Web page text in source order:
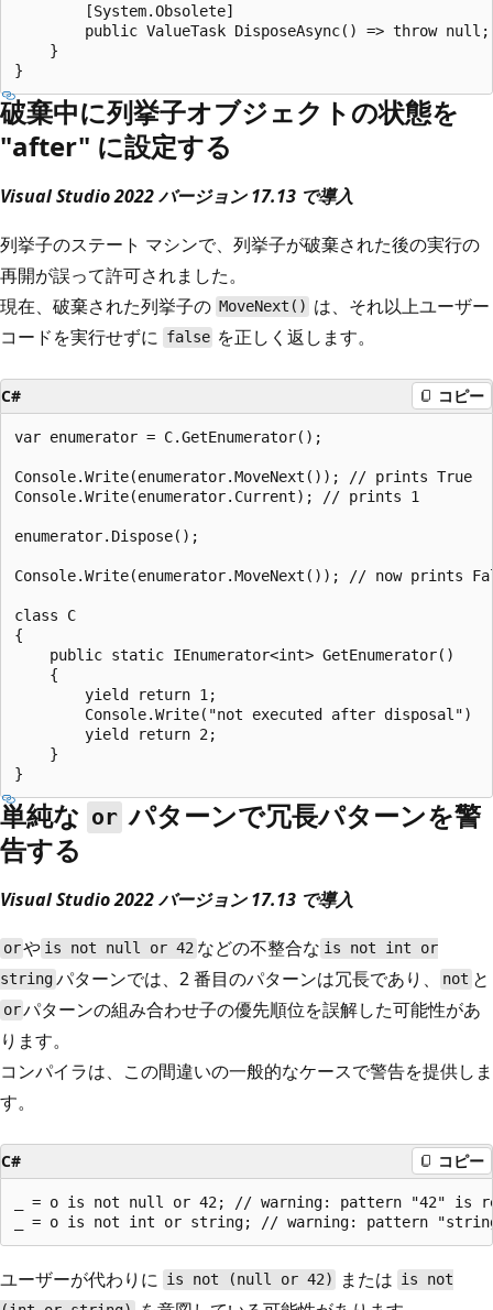
        [System.Obsolete]
        public ValueTask DisposeAsync() => throw null;
    }
破棄中に列挙子オブジェクトの状態を
"after" に設定する
Visual Studio 2022 バージョン 17.13 で導入
列挙子のステート マシンで、列挙子が破棄された後の実行の
再開が誤って許可されました。
現在、破棄された列挙子の MoveNext() は、それ以上ユーザー
コードを実行せずに false を正しく返します。
C# コピー
var enumerator = C.GetEnumerator();
Console.Write(enumerator.MoveNext()); // prints True
Console.Write(enumerator.Current); // prints 1
enumerator.Dispose();
Console.Write(enumerator.MoveNext()); // now prints
class C
{
    public static IEnumerator<int> GetEnumerator()
    {
        yield return 1;
        Console.Write("not executed after disposal")
        yield return 2;
    }
単純な or パターンで冗長パターンを警
告する
Visual Studio 2022 バージョン 17.13 で導入
orや is not null or 42 などの不整合な is not int or
stringパターンでは、2 番目のパターンは冗長であり、 not と
orパターンの組み合わせ子の優先順位を誤解した可能性があ
ります。
コンパイラは、この間違いの一般的なケースで警告を提供しま
す。
C# コピー
_ = o is not null or 42; // warning: pattern "42" is
ユーザーが代わりに is not (null or 42) または is not